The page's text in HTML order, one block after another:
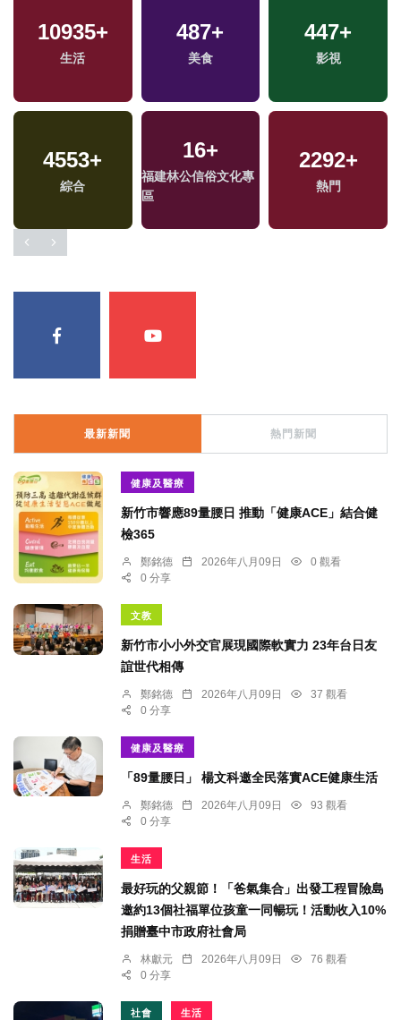
10935+
生活
487+
美食
447+
影視
4553+
綜合
16+
福建林公信俗文化專
區
2292+
熱門
最新新聞 熱門新聞
健康及醫療
新竹市響應89量腰日 推動「健康ACE」結合健
檢365
鄭銘德 2026年八月09日
0 觀看
0 分享
文教
新竹市小小外交官展現國際軟實力 23年台日友
誼世代相傳
鄭銘德 2026年八月09日
37 觀看
0 分享
健康及醫療
「89量腰日」 楊文科邀全民落實ACE健康生活
鄭銘德 2026年八月09日
93 觀看
0 分享
生活
最好玩的父親節！「爸氣集合」出發工程冒險島
邀約13個社福單位孩童一同暢玩！活動收入10%
捐贈臺中市政府社會局
林獻元 2026年八月09日
76 觀看
0 分享
社會 生活